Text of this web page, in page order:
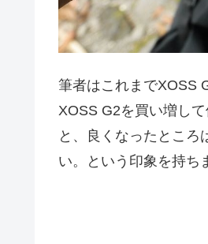
筆者はこれまでXOSS
XOSS G2を買い増し
と、良くなったところ
い。という印象を持ち